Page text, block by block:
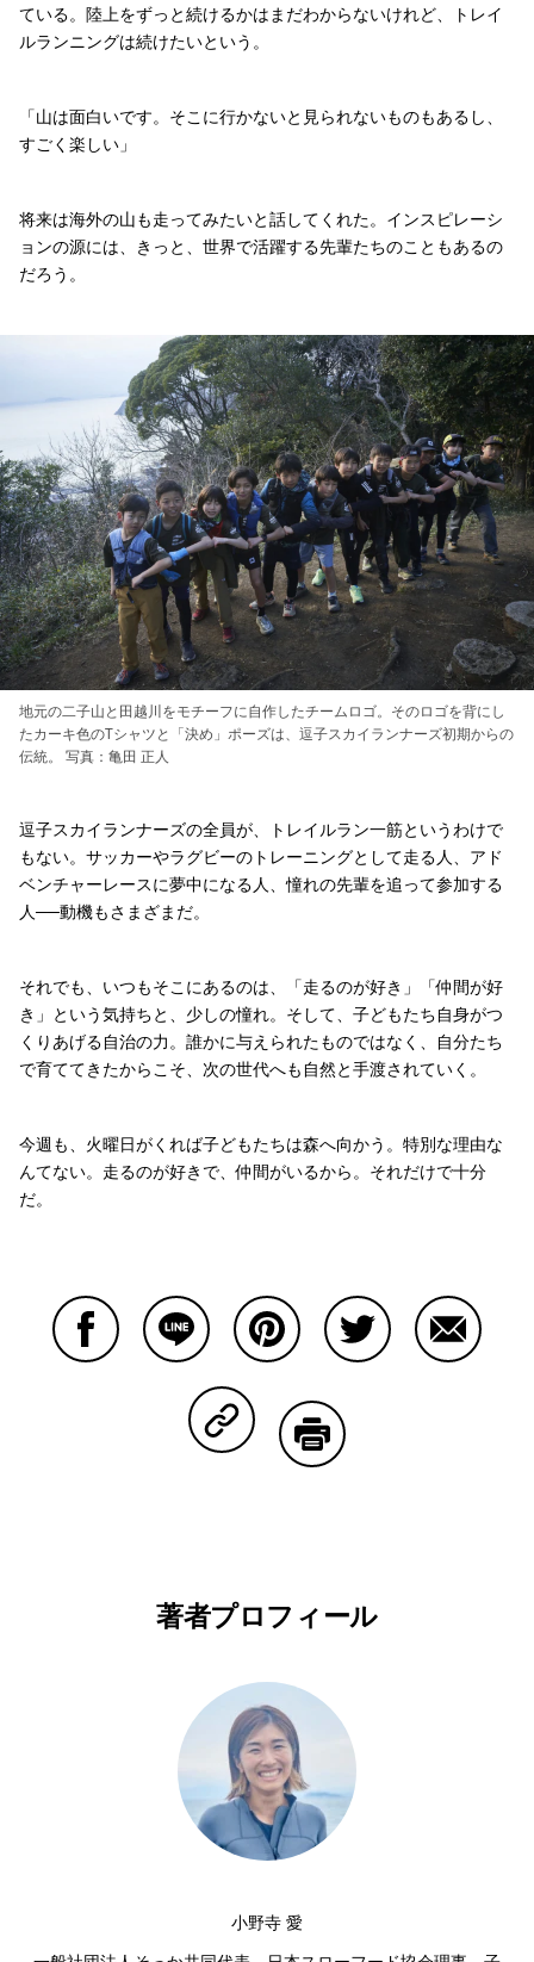
ている。陸上をずっと続けるかはまだわからないけれど、トレイ
ルランニングは続けたいという。
「山は面白いです。そこに行かないと見られないものもあるし、
すごく楽しい」
将来は海外の山も走ってみたいと話してくれた。インスピレーシ
ョンの源には、きっと、世界で活躍する先輩たちのこともあるの
だろう。
地元の二子山と田越川をモチーフに自作したチームロゴ。そのロゴを背にし
たカーキ色のTシャツと「決め」ポーズは、逗子スカイランナーズ初期からの
伝統。 写真：亀田 正人
逗子スカイランナーズの全員が、トレイルラン一筋というわけで
もない。サッカーやラグビーのトレーニングとして走る人、アド
ベンチャーレースに夢中になる人、憧れの先輩を追って参加する
人──動機もさまざまだ。
それでも、いつもそこにあるのは、「走るのが好き」「仲間が好
き」という気持ちと、少しの憧れ。そして、子どもたち自身がつ
くりあげる自治の力。誰かに与えられたものではなく、自分たち
で育ててきたからこそ、次の世代へも自然と手渡されていく。
今週も、火曜日がくれば子どもたちは森へ向かう。特別な理由な
んてない。走るのが好きで、仲間がいるから。それだけで十分
だ。
Copy Linkで共有する
著者プロフィール
小野寺 愛